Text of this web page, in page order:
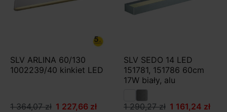
SLV ARLINA 60/130
1002239/40 kinkiet LED
1 364,07 zł 1 227,66 zł
SLV SEDO 14 LED
151781, 151786 60cm
17W biały, alu
1 290,27 zł 1 161,24 zł